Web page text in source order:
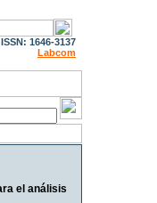
ISSN: 1646-3137
Labcom
el análisis